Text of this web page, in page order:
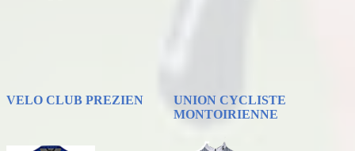
VELO CLUB PREZIEN
UNION CYCLISTE
MONTOIRIENNE